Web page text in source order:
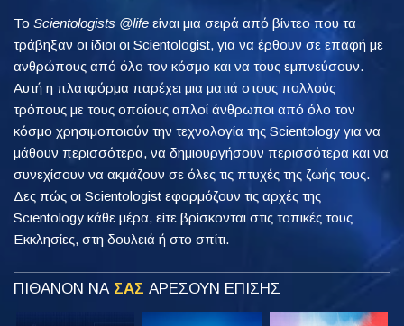
Το Scientologists @life είναι μια σειρά από βίντεο που τα
τράβηξαν οι ίδιοι οι Scientologist, για να έρθουν σε επαφή με
ανθρώπους από όλο τον κόσμο και να τους εμπνεύσουν.
Αυτή η πλατφόρμα παρέχει μια ματιά στους πολλούς
τρόπους με τους οποίους απλοί άνθρωποι από όλο τον
κόσμο χρησιμοποιούν την τεχνολογία της Scientology για να
μάθουν περισσότερα, να δημιουργήσουν περισσότερα και να
συνεχίσουν να ακμάζουν σε όλες τις πτυχές της ζωής τους.
Δες πώς οι Scientologist εφαρμόζουν τις αρχές της
Scientology κάθε μέρα, είτε βρίσκονται στις τοπικές τους
Εκκλησίες, στη δουλειά ή στο σπίτι.
ΠΙΘΑΝΟΝ ΝΑ ΣΑΣ ΑΡΕΣΟΥΝ ΕΠΙΣΗΣ